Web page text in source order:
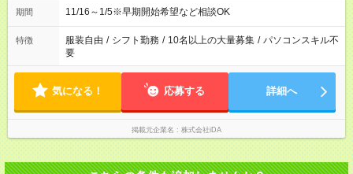
期間 11/16～1/5※早期開始希望など相談OK
特徴 服装自由 / シフト勤務 / 10名以上の大量募集 / パソコンスキル不
要
気になる！ 応募する 詳細へ
掲載元企業名 株式会社iDA